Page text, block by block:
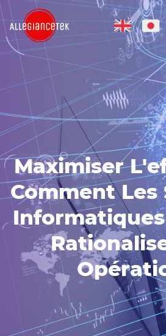
Maximiser
Comment Les